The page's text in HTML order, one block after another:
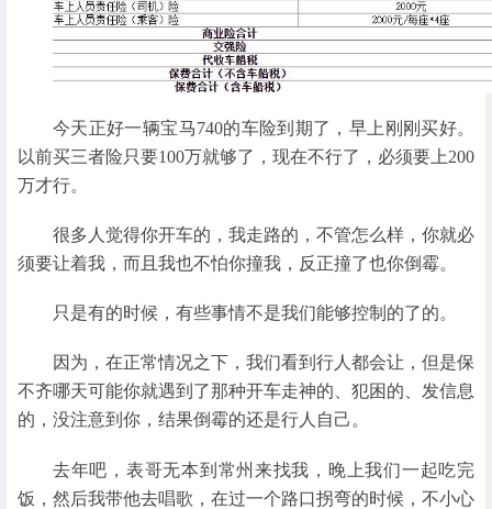
今天正好一辆宝马740的车险到期了，早上刚刚买好。
以前买三者险只要100万就够了，现在不行了，必须要上200
万才行。
很多人觉得你开车的，我走路的，不管怎么样，你就必
须要让着我，而且我也不怕你撞我，反正撞了也你倒霉。
只是有的时候，有些事情不是我们能够控制的了的。
因为，在正常情况之下，我们看到行人都会让，但是保
不齐哪天可能你就遇到了那种开车走神的、犯困的、发信息
的，没注意到你，结果倒霉的还是行人自己。
去年吧，表哥无本到常州来找我，晚上我们一起吃完
饭，然后我带他去唱歌，在过一个路口拐弯的时候，不小心